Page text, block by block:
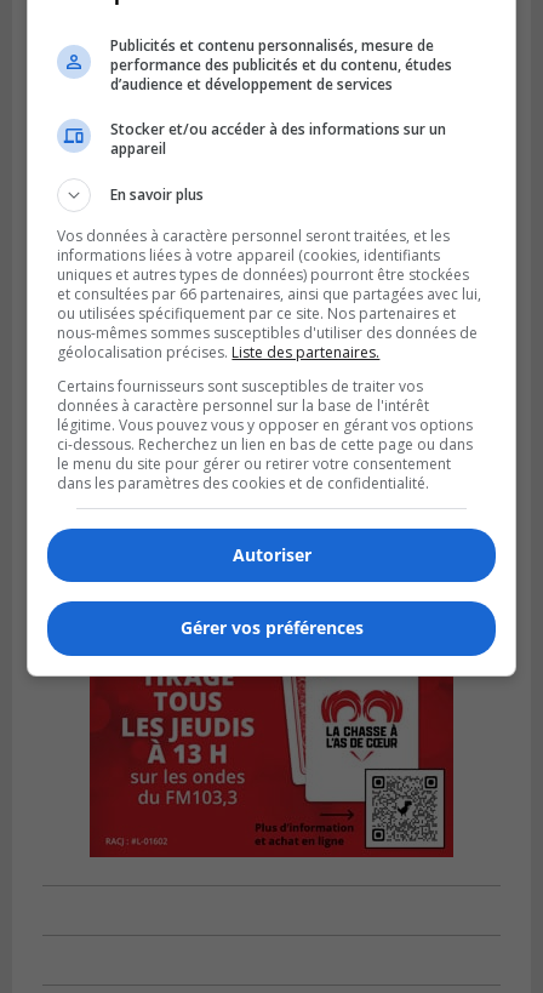
Le timbre poste risque de coûter plus cher
Publicités et contenu personnalisés, mesure de
performance des publicités et du contenu, études
d’audience et développement de services
Stocker et/ou accéder à des informations sur un
appareil
En savoir plus
Vos données à caractère personnel seront traitées, et les
informations liées à votre appareil (cookies, identifiants
uniques et autres types de données) pourront être stockées
et consultées par 66 partenaires, ainsi que partagées avec lui,
ou utilisées spécifiquement par ce site. Nos partenaires et
nous-mêmes sommes susceptibles d'utiliser des données de
géolocalisation précises. Liste des partenaires.
Certains fournisseurs sont susceptibles de traiter vos
données à caractère personnel sur la base de l'intérêt
légitime. Vous pouvez vous y opposer en gérant vos options
ci-dessous. Recherchez un lien en bas de cette page ou dans
le menu du site pour gérer ou retirer votre consentement
dans les paramètres des cookies et de confidentialité.
Autoriser
Gérer vos préférences